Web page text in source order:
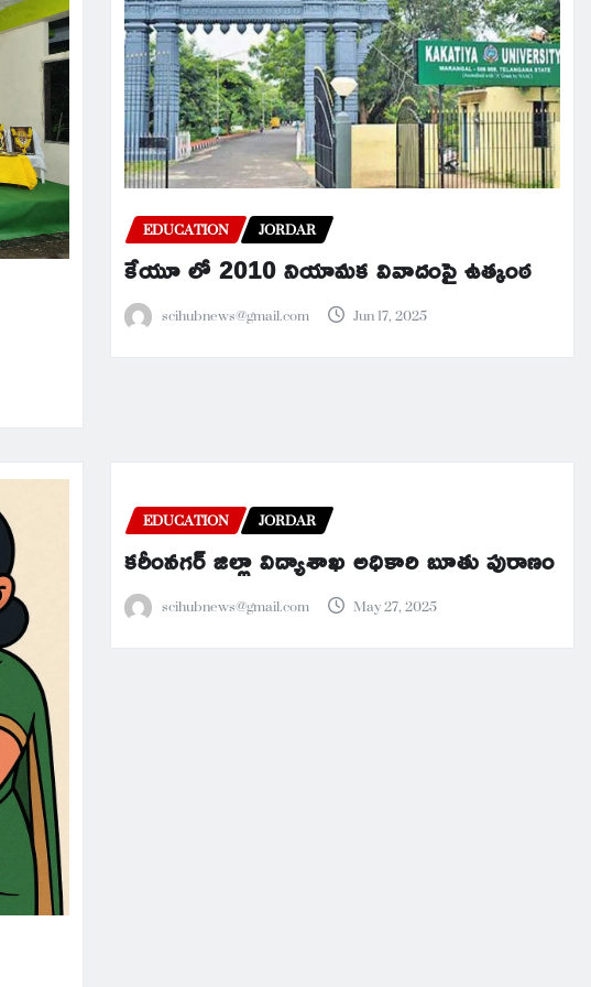
EDUCATION JORDAR
కేయూ లో 2010 నియామక వివాదంపై ఉత్కంఠ
scihubnews@gmail.com Jun 17, 2025
EDUCATION JORDAR
కరీంనగర్ జిల్లా విద్యాశాఖ అధికారి బూతు పురాణం
scihubnews@gmail.com May 27, 2025